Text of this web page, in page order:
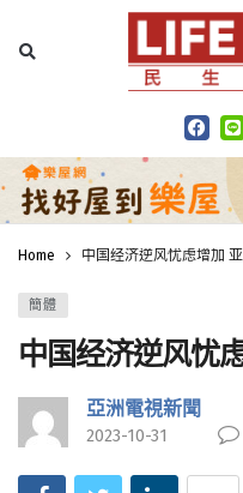
Home 中国经济逆风忧虑增加
簡體
中国经济逆风忧
亞洲電視新聞
2023-10-31